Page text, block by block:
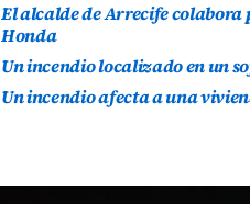
El alcalde de Arrecife
Honda
Un incendio localizado en un
Un incendio afecta a una